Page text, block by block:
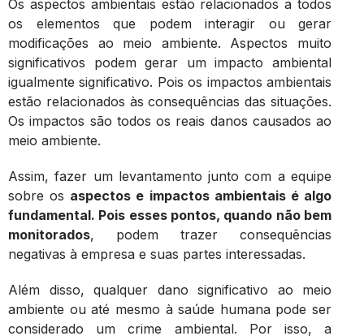
Os aspectos ambientais estão relacionados a todos
os elementos que podem interagir ou gerar
modificações ao meio ambiente. Aspectos muito
significativos podem gerar um impacto ambiental
igualmente significativo. Pois os impactos ambientais
estão relacionados às consequências das situações.
Os impactos são todos os reais danos causados ao
meio ambiente.
Assim, fazer um levantamento junto com a equipe
sobre os aspectos e impactos ambientais é algo
fundamental. Pois esses pontos, quando não bem
monitorados, podem trazer consequências
negativas à empresa e suas partes interessadas.
Além disso, qualquer dano significativo ao meio
ambiente ou até mesmo à saúde humana pode ser
considerado um crime ambiental. Por isso, a